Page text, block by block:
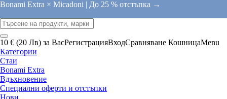
Bonami Extra × Micadoni | До 25 % отстъпка →
10 € (20 Лв) за ВасРегистрацияВходСравняване КошницаMenu
Категории
Стаи
Bonami Extra
Вдъхновение
Специални оферти и отстъпки
Нови